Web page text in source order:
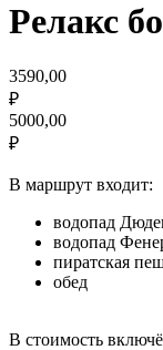
Релакс
3590,00
₽
5000,00
₽
В маршрут входит:
водопад
водопад
пиратская
обед
В стоимость